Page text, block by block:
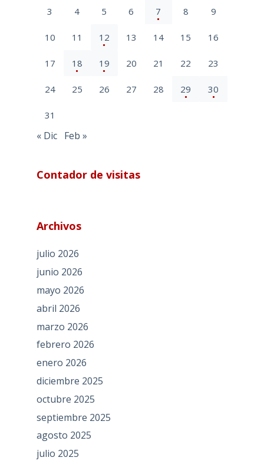
3 4 5 6 7 8 9
10 11 12 13 14 15 16
17 18 19 20 21 22 23
24 25 26 27 28 29 30
31
« Dic Feb »
Contador de visitas
Archivos
julio 2026
junio 2026
mayo 2026
abril 2026
marzo 2026
febrero 2026
enero 2026
diciembre 2025
octubre 2025
septiembre 2025
agosto 2025
julio 2025